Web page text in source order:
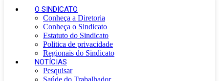
O SINDICATO
Conheça a Diretoria
Conheça o Sindicato
Estatuto do Sindicato
Politica de privacidade
Regionais do Sindicato
NOTÍCIAS
Pesquisar
Saúde do Trabalhador